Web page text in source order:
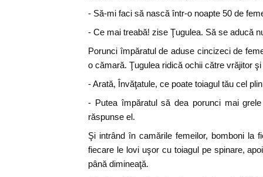
- Să-mi faci să nască într-o noapte 50 de
- Ce mai treabă! zise Ţugulea. Să se aducă
Porunci împăratul de aduse cincizeci de
o cămară. Ţugulea ridică ochii către vrăjitor
- Arată, Învăţatule, ce poate toiagul tău cel
- Putea împăratul să dea porunci mai
răspunse el.
Şi intrând în camările femeilor, bomboni la
fiecare le lovi uşor cu toiagul pe spinare,
până dimineaţă.